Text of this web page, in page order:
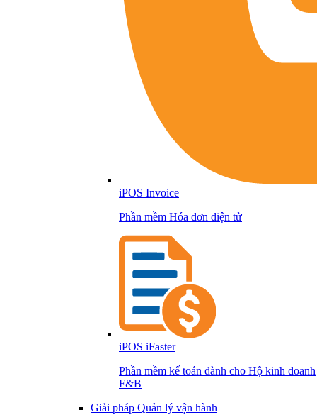
iPOS Invoice
Phần mềm Hóa đơn điện tử
iPOS iFaster
Phần mềm kế toán dành cho Hộ kinh doanh
F&B
Giải pháp Quản lý vận hành